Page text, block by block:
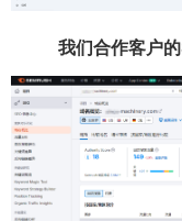
我们合作客户